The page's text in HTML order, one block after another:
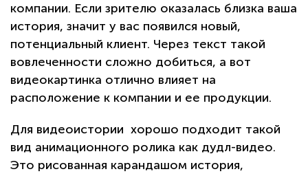
компании. Если зрителю оказалась близка ваша
история, значит у вас появился новый,
потенциальный клиент. Через текст такой
вовлеченности сложно добиться, а вот
видеокартинка отлично влияет на
расположение к компании и ее продукции.
Для видеоистории хорошо подходит такой
вид анимационного ролика как дудл-видео.
Это рисованная карандашом история,